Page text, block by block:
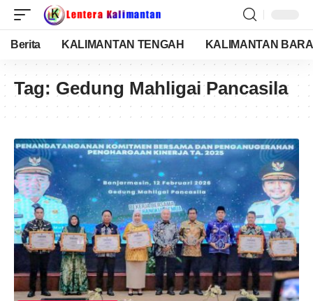
Berita KALIMANTAN TENGAH KALIMANTAN
Tag: Gedung Mahligai Pancasila